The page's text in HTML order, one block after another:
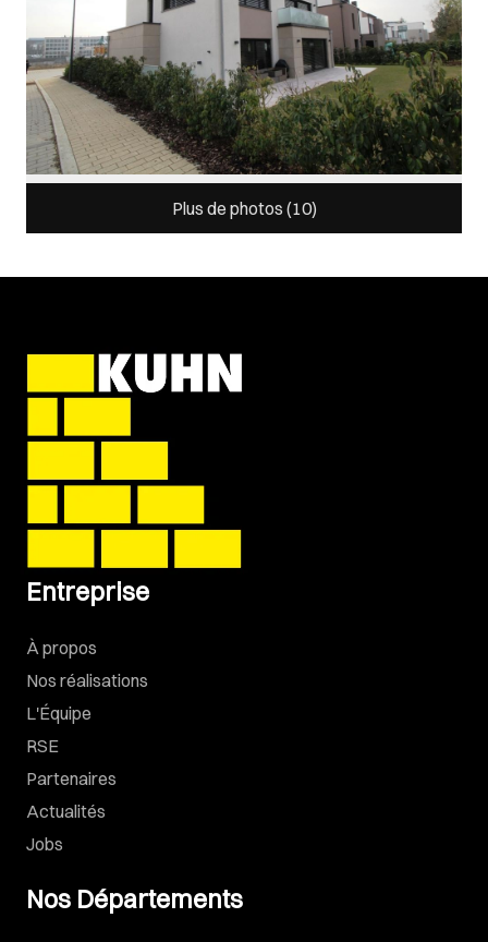
Plus de photos (10)
Entreprise
À propos
Nos réalisations
L'Équipe
RSE
Partenaires
Actualités
Jobs
Nos Départements